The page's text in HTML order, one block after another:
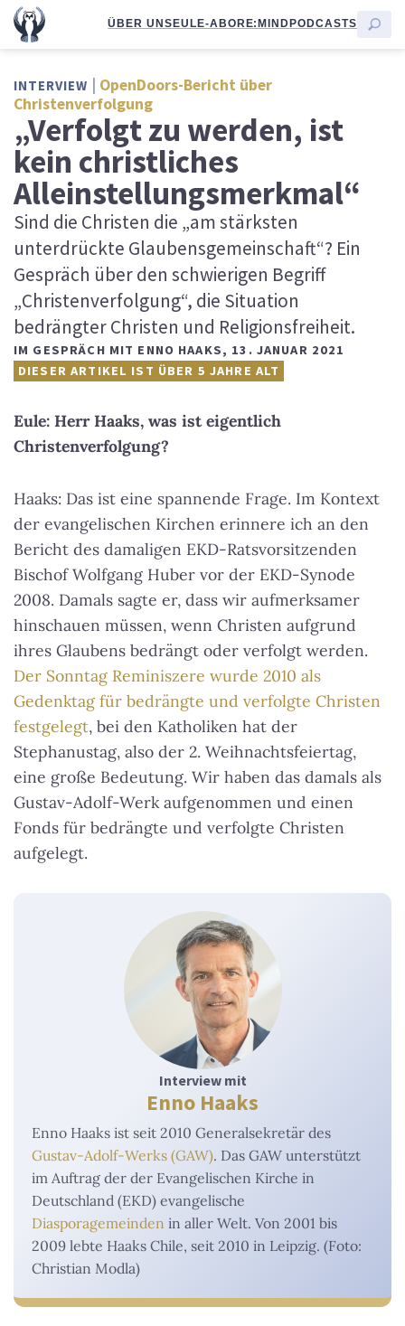
ÜBER UNSEULE-ABORE:MINDPODCASTS
INTERVIEW
OpenDoors-Bericht über
Christenverfolgung
„Verfolgt zu werden, ist
kein christliches
Alleinstellungsmerkmal“
Sind die Christen die „am stärksten
unterdrückte Glaubensgemeinschaft“? Ein
Gespräch über den schwierigen Begriff
„Christenverfolgung“, die Situation
bedrängter Christen und Religionsfreiheit.
IM GESPRÄCH MIT ENNO HAAKS, 13. JANUAR 2021
DIESER ARTIKEL IST ÜBER 5 JAHRE ALT
Eule: Herr Haaks, was ist eigentlich
Christenverfolgung?
Haaks: Das ist eine spannende Frage. Im Kontext
der evangelischen Kirchen erinnere ich an den
Bericht des damaligen EKD-Ratsvorsitzenden
Bischof Wolfgang Huber vor der EKD-Synode
2008. Damals sagte er, dass wir aufmerksamer
hinschauen müssen, wenn Christen aufgrund
ihres Glaubens bedrängt oder verfolgt werden.
Der Sonntag Reminiszere wurde 2010 als
Gedenktag für bedrängte und verfolgte Christen
festgelegt, bei den Katholiken hat der
Stephanustag, also der 2. Weihnachtsfeiertag,
eine große Bedeutung. Wir haben das damals als
Gustav-Adolf-Werk aufgenommen und einen
Fonds für bedrängte und verfolgte Christen
aufgelegt.
Interview mit
Enno Haaks
Enno Haaks ist seit 2010 Generalsekretär des
Gustav-Adolf-Werks (GAW). Das GAW unterstützt
im Auftrag der der Evangelischen Kirche in
Deutschland (EKD) evangelische
Diasporagemeinden in aller Welt. Von 2001 bis
2009 lebte Haaks Chile, seit 2010 in Leipzig. (Foto:
Christian Modla)